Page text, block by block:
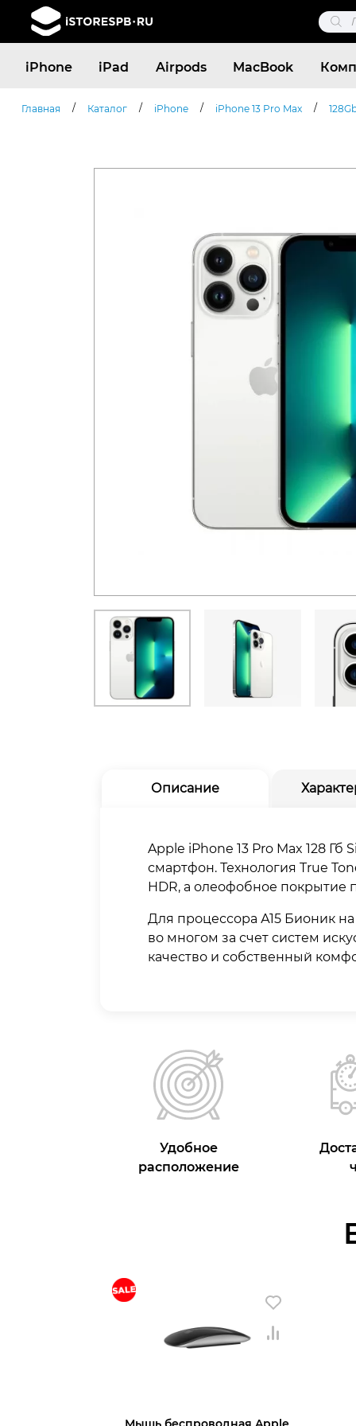
iPhone iPad Airpods MacBook
Поиск
товаров
Главная / Каталог / iPhone / iPhone 13 Pro Max /
Описание
Apple iPhone 13 Pro Max 128
смартфон. Технология True
HDR, а олеофобное покрытие
Для процессора А15 Бионик
во многом за счет систем
качество и собственный
Удобное
расположение